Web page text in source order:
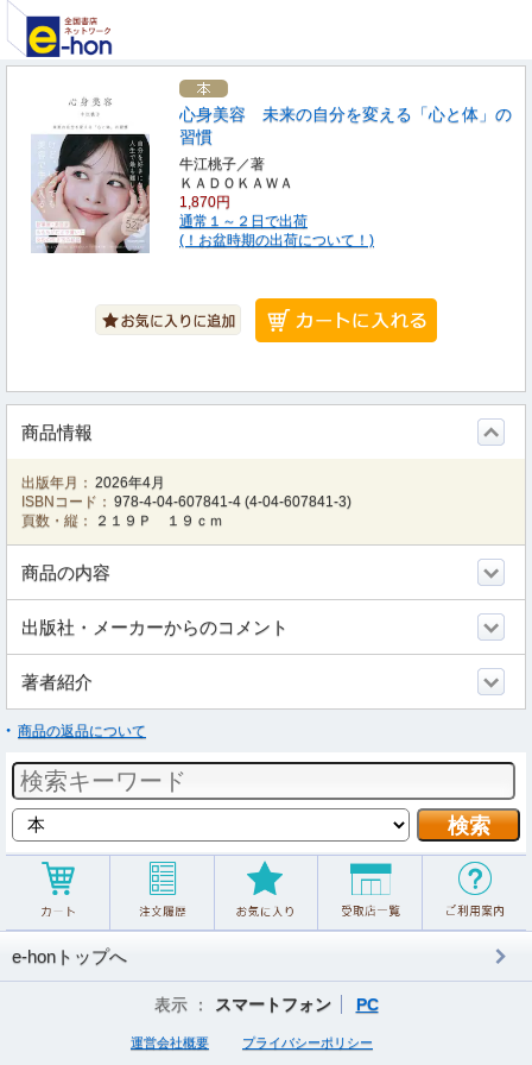
心身美容 未来の自分を変える「心と体」の
習慣
牛江桃子／著
ＫＡＤＯＫＡＷＡ
1,870円
通常１～２日で出荷
(！お盆時期の出荷について！)
商品情報
出版年月： 2026年4月
ISBNコード： 978-4-04-607841-4 (4-04-607841-3)
頁数・縦：
２１９Ｐ １９ｃｍ
商品の内容
出版社・メーカーからのコメント
著者紹介
商品の返品について
e-honトップへ
表示 ： スマートフォン PC
運営会社概要 プライバシーポリシー